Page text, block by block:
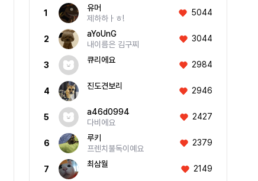
1
유머
제하하ㅏㅎ!
5044
2
aYoUnG
내이름은 김구찌
3044
3
큐리에요 2984
4
진도견보리 2946
5
a46d0994
다비에요
2427
6
루키
프렌치불독이예요
2379
7
최삼월 2149